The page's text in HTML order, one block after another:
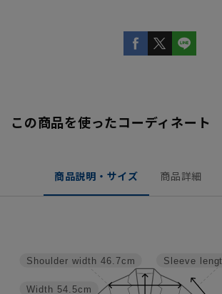
この商品を使ったコーディネート
商品説明・サイズ 商品詳細
Sleeve
Width 54.5cm
Shoulder width 46.7cm